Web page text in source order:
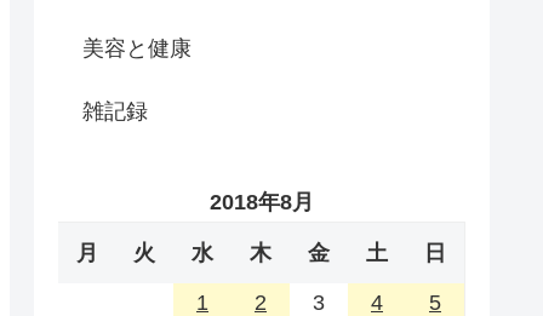
美容と健康
雑記録
2018年8月
月 火 水 木 金 土 日
1 2 3 4
5